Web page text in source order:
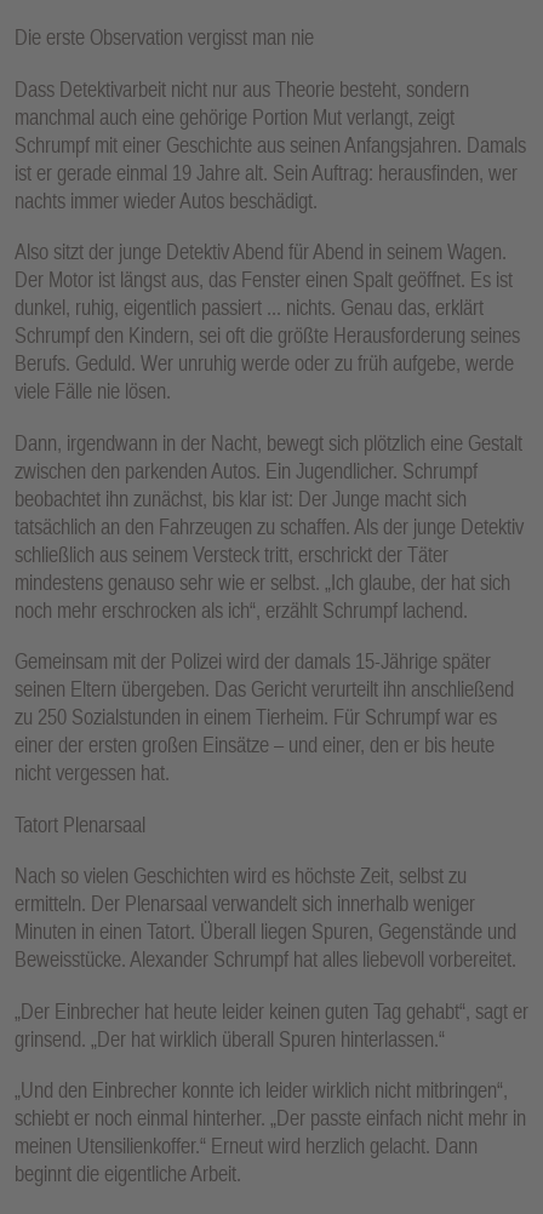
Die erste Observation vergisst man nie
Dass Detektivarbeit nicht nur aus Theorie besteht, sondern
manchmal auch eine gehörige Portion Mut verlangt, zeigt
Schrumpf mit einer Geschichte aus seinen Anfangsjahren. Damals
ist er gerade einmal 19 Jahre alt. Sein Auftrag: herausfinden, wer
nachts immer wieder Autos beschädigt.
Also sitzt der junge Detektiv Abend für Abend in seinem Wagen.
Der Motor ist längst aus, das Fenster einen Spalt geöffnet. Es ist
dunkel, ruhig, eigentlich passiert ... nichts. Genau das, erklärt
Schrumpf den Kindern, sei oft die größte Herausforderung seines
Berufs. Geduld. Wer unruhig werde oder zu früh aufgebe, werde
viele Fälle nie lösen.
Dann, irgendwann in der Nacht, bewegt sich plötzlich eine Gestalt
zwischen den parkenden Autos. Ein Jugendlicher. Schrumpf
beobachtet ihn zunächst, bis klar ist: Der Junge macht sich
tatsächlich an den Fahrzeugen zu schaffen. Als der junge Detektiv
schließlich aus seinem Versteck tritt, erschrickt der Täter
mindestens genauso sehr wie er selbst. „Ich glaube, der hat sich
noch mehr erschrocken als ich“, erzählt Schrumpf lachend.
Gemeinsam mit der Polizei wird der damals 15-Jährige später
seinen Eltern übergeben. Das Gericht verurteilt ihn anschließend
zu 250 Sozialstunden in einem Tierheim. Für Schrumpf war es
einer der ersten großen Einsätze – und einer, den er bis heute
nicht vergessen hat.
Tatort Plenarsaal
Nach so vielen Geschichten wird es höchste Zeit, selbst zu
ermitteln. Der Plenarsaal verwandelt sich innerhalb weniger
Minuten in einen Tatort. Überall liegen Spuren, Gegenstände und
Beweisstücke. Alexander Schrumpf hat alles liebevoll vorbereitet.
„Der Einbrecher hat heute leider keinen guten Tag gehabt“, sagt er
grinsend. „Der hat wirklich überall Spuren hinterlassen.“
„Und den Einbrecher konnte ich leider wirklich nicht mitbringen“,
schiebt er noch einmal hinterher. „Der passte einfach nicht mehr in
meinen Utensilienkoffer.“ Erneut wird herzlich gelacht. Dann
beginnt die eigentliche Arbeit.